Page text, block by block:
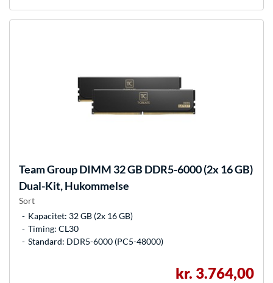
Team GroupDIMM 32 GB DDR5-6000 (2x 16 GB)
Dual-Kit, Hukommelse
Sort
Kapacitet: 32 GB (2x 16 GB)
Timing: CL30
Standard: DDR5-6000 (PC5-48000)
kr. 3.764,00